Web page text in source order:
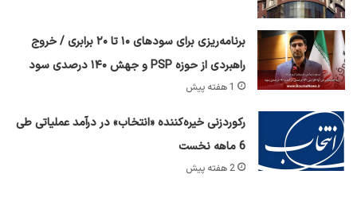
برنامه‌ریزی برای سود‌های ۱۰ تا ۲۰ برابری / خروج
راهبردی از حوزه PSP و جهش ۱۴۰ درصدی سود
1 هفته پیش
رکوردزنی خیره‌کننده «انتخاب» در درآمد عملیاتی طی
6 ماهه نخست
2 هفته پیش